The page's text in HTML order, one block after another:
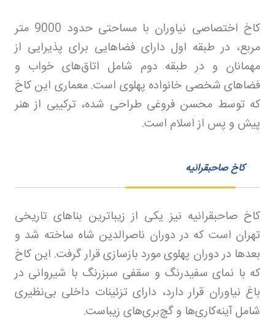
کاخ اختصاصی نیاوران با مساحتی حدود 9000 متر
مربع، در طبقه اول دارای فضاهایی برای پذیرایی از
مهمانان و در طبقه دوم شامل اتاق‌های خواب و
فضاهای شخصی خانواده پهلوی است. معماری این کاخ
که توسط محسن فروغی طراحی شده، ترکیبی از هنر
پیش و پس از اسلام است.
کاخ صاحبقرانیه
کاخ صاحبقرانیه نیز یکی از زیباترین بناهای تاریخی
تهران است که در دوران ناصرالدین شاه ساخته شد و
بعدها در دوران پهلوی مورد بازسازی قرار گرفت. این کاخ
که با نمای سفیدرنگ و سقفی سبزرنگ با شیروانی در
باغ نیاوران قرار دارد، دارای تزئینات داخلی بی‌نظیری
شامل آینه‌کاری‌ها و گچ‌بری‌های زیباست.